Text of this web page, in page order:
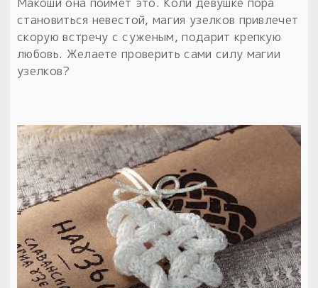
Обрядовые предметы
Расходные материалы
Готовые заговоры и обряды
Сундучок
Наборы для книг
Электронные книги
Приложение для гадания
30 вариантов раскладов по системе Рез Рода:
Магические наборы
Для алтаря
в лавке!
«Резы Рода. Нежиты» и «Резы
Рода.Духи-Хозяева» с колодами
толковники со значениями, раскладами,
толкованиями колод
Узнать
становиться невестой, магия узелков привлечет
скорую встречу с суженым, подарит крепкую
любовь. Желаете проверить сами силу магии
узелков?